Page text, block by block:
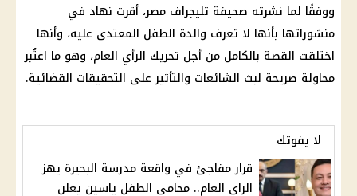
ووفقًا لما نشرته صحيفة تليجراف مصر، أقرت نهاد في
منشوراتها بأنها لا تعرف والدة الطفل المعتدى عليه، وأنها
اختلقت القصة بالكامل من أجل تحريك الرأي العام، وهو ما اعتُبر
محاولة صريحة لبث الشائعات والتأثير على التحقيقات القضائية.
لا يفوتك
قرار مفاجئ في واقعة مدرسة البحيرة يهز
الراي العام.. محامي الطفل ياسين يعلن